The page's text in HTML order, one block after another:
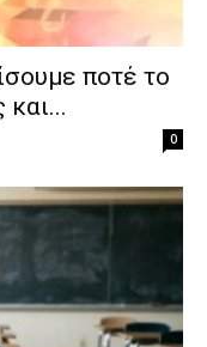
ποτέ το
0